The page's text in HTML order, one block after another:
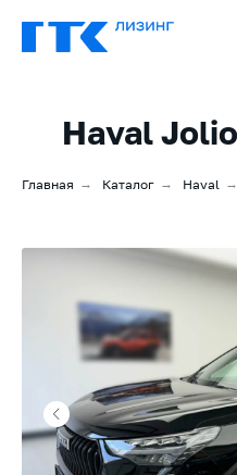
Haval
Главная → Каталог → Haval →